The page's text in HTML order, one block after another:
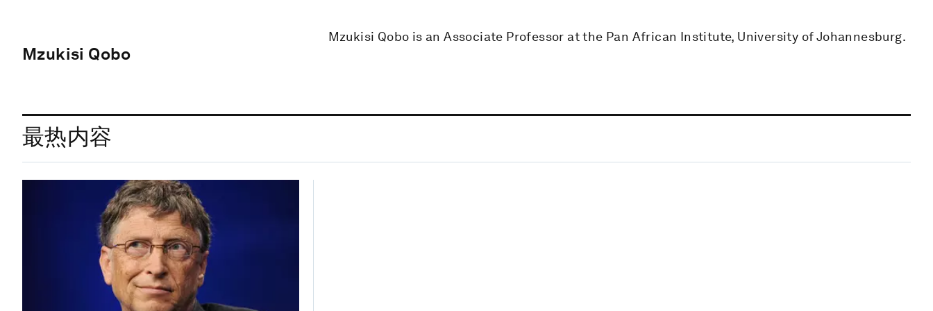
Mzukisi Qobo
Mzukisi Qobo is an Associate Professor at the Pan African Institute, University of Johannesburg.
最热内容